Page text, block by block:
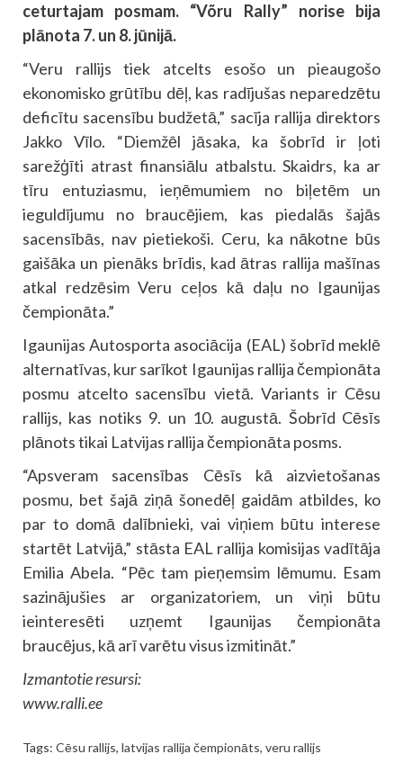
ceturtajam posmam. “Võru Rally” norise bija
plānota 7. un 8. jūnijā.
“Veru rallijs tiek atcelts esošo un pieaugošo
ekonomisko grūtību dēļ, kas radījušas neparedzētu
deficītu sacensību budžetā,” sacīja rallija direktors
Jakko Vīlo. “Diemžēl jāsaka, ka šobrīd ir ļoti
sarežģīti atrast finansiālu atbalstu. Skaidrs, ka ar
tīru entuziasmu, ieņēmumiem no biļetēm un
ieguldījumu no braucējiem, kas piedalās šajās
sacensībās, nav pietiekoši. Ceru, ka nākotne būs
gaišāka un pienāks brīdis, kad ātras rallija mašīnas
atkal redzēsim Veru ceļos kā daļu no Igaunijas
čempionāta.”
Igaunijas Autosporta asociācija (EAL) šobrīd meklē
alternatīvas, kur sarīkot Igaunijas rallija čempionāta
posmu atcelto sacensību vietā. Variants ir Cēsu
rallijs, kas notiks 9. un 10. augustā. Šobrīd Cēsīs
plānots tikai Latvijas rallija čempionāta posms.
“Apsveram sacensības Cēsīs kā aizvietošanas
posmu, bet šajā ziņā šonedēļ gaidām atbildes, ko
par to domā dalībnieki, vai viņiem būtu interese
startēt Latvijā,” stāsta EAL rallija komisijas vadītāja
Emilia Abela. “Pēc tam pieņemsim lēmumu. Esam
sazinājušies ar organizatoriem, un viņi būtu
ieinteresēti uzņemt Igaunijas čempionāta
braucējus, kā arī varētu visus izmitināt.”
Izmantotie resursi:
www.ralli.ee
Tags: Cēsu rallijs, latvijas rallija čempionāts, veru rallijs